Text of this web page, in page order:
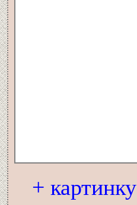
+ картинку